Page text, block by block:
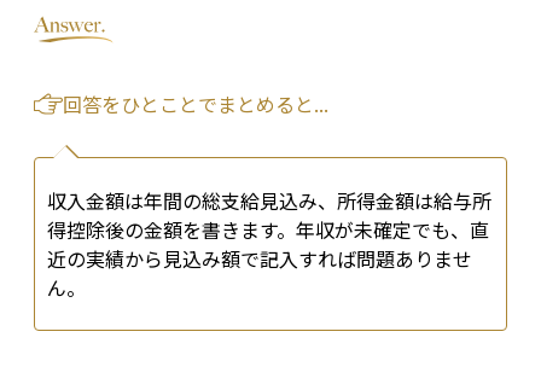
回答をひとことでまとめると...
収入金額は年間の総支給見込み、所得金額は給与所
得控除後の金額を書きます。年収が未確定でも、直
近の実績から見込み額で記入すれば問題ありませ
ん。